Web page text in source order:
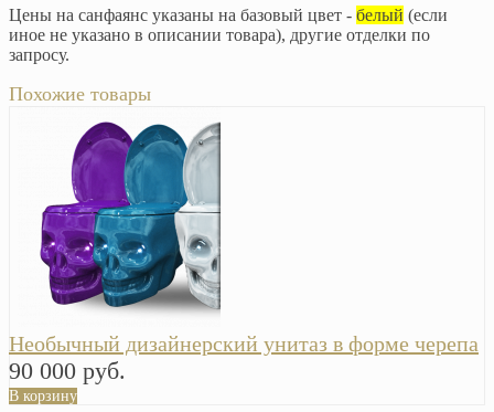
Цены на санфаянс указаны на базовый цвет - белый (если
иное не указано в описании товара), другие отделки по
запросу.
Похожие товары
Необычный дизайнерский унитаз в форме черепа
90 000 руб.
В корзину